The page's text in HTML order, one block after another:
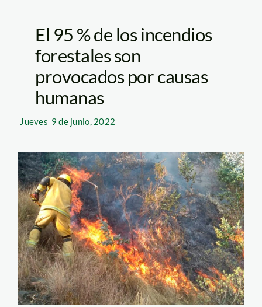
El 95 % de los incendios
forestales son
provocados por causas
humanas
Jueves 9 de junio, 2022